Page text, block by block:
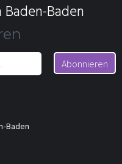
Baden
Abonnieren
Baden